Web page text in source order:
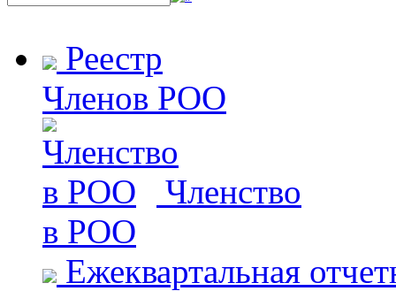
Реестр
Членов РОО
Членство
в РОО
Ежеквартальная